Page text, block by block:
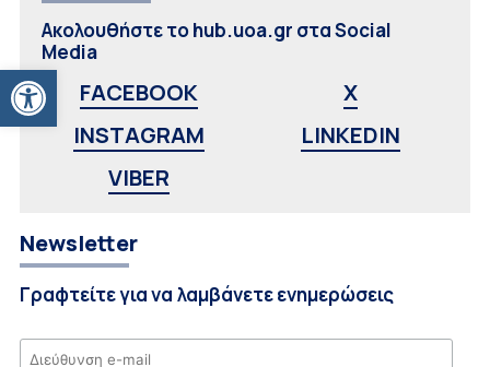
Ανοίξτε τη γραμμή εργαλείων
Ακολουθήστε το hub.uoa.gr στα Social
Media
FACEBOOK
X
INSTAGRAM
LINKEDIN
VIBER
Newsletter
Γραφτείτε για να λαμβάνετε ενημερώσεις